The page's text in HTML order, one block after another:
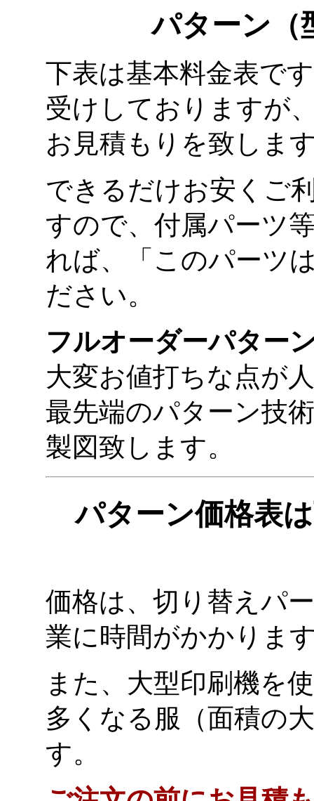
パターン（
下表は基本料金表で
受けしておりますが
お見積もりを致しま
できるだけお安くご
すので、付属パーツ
れば、「このパーツ
ださい。
フルオーダーパター
大変お値打ちな点が
最先端のパターン技
製図致します。
パターン価格表
価格は、切り替えパ
業に時間がかかりま
また、大型印刷機を
多くなる服（面積の
す。